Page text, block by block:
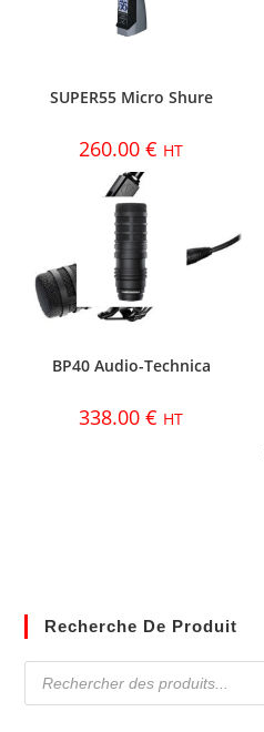
SUPER55 Micro Shure
260.00€ HT
BP40 Audio-Technica
338.00€ HT
Recherche De Produit